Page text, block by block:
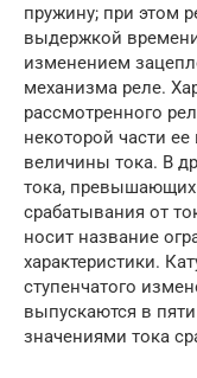
пружину; при этом
выдержкой
изменением
механизма реле.
рассмотренного
некоторой части
величины тока. В
тока,
срабатывания от
носит название
характеристики.
ступенчатого
выпускаются в
значениями тока